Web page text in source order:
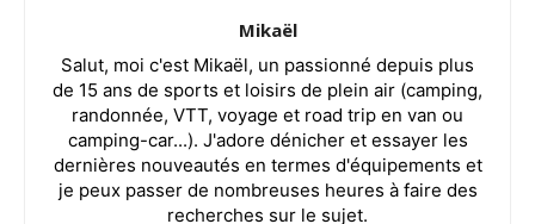
Mikaël
Salut, moi c'est Mikaël, un passionné depuis plus
de 15 ans de sports et loisirs de plein air (camping,
randonnée, VTT, voyage et road trip en van ou
camping-car...). J'adore dénicher et essayer les
dernières nouveautés en termes d'équipements et
je peux passer de nombreuses heures à faire des
recherches sur le sujet.